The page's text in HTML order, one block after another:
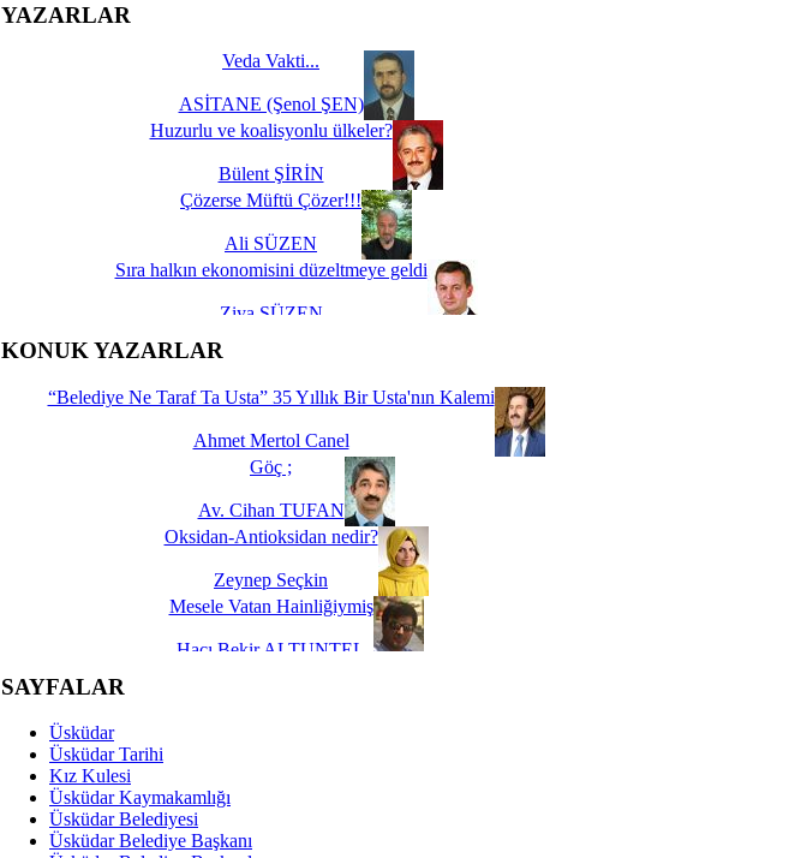
YAZARLAR
Veda Vakti...
ASİTANE (Şenol ŞEN)
Huzurlu ve koalisyonlu ülkeler?
Bülent ŞİRİN
Çözerse Müftü Çözer!!!
Ali SÜZEN
Sıra halkın ekonomisini düzeltmeye geldi
Ziya SÜZEN
İşte Biz buyuz...
KONUK YAZARLAR
“Belediye Ne Taraf Ta Usta” 35 Yıllık Bir Usta'nın Kalemi
Ahmet Mertol Canel
Göç ;
Av. Cihan TUFAN
Oksidan-Antioksidan nedir?
Zeynep Seçkin
Mesele Vatan Hainliğiymiş
Hacı Bekir ALTUNTEL
Dünya Fani, Ama Kısa Bir Süre De Olsa Burdayız
Savaş ŞENEL
Hukukun Adaleti Kalmadı Üstadım!
SAYFALAR
Üsküdar
Üsküdar Tarihi
Kız Kulesi
Üsküdar Kaymakamlığı
Üsküdar Belediyesi
Üsküdar Belediye Başkanı